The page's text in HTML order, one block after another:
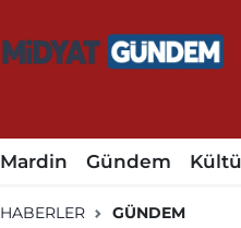
Mardin Gündem
HABERLER GÜNDEM